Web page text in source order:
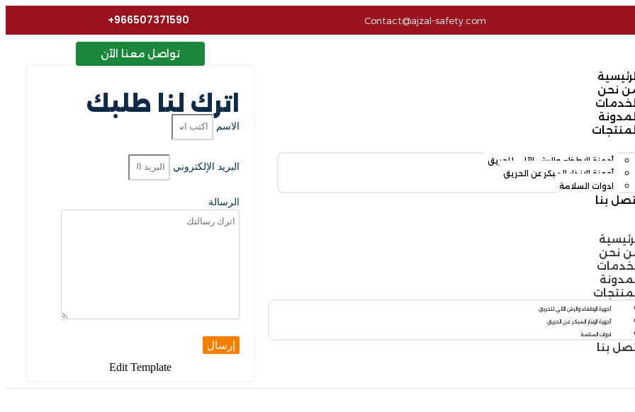
Contact@ajzal-safety.com
966507371590+
نحن
أجهزة الإطفاء والرش الآلي للحريق
أجهزة الإنذار المبكر عن الحريق
ادوات السلامة
بنا
نحن
أجهزة الإطفاء والرش الآلي للحريق
أجهزة الإنذار المبكر عن الحريق
ادوات السلامة
بنا
تواصل معنا الآن
اترك لنا طلبك
الاسم
البريد الإلكتروني
الرسالة
إرسال
Edit Template